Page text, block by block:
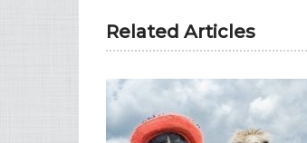
Related Articles